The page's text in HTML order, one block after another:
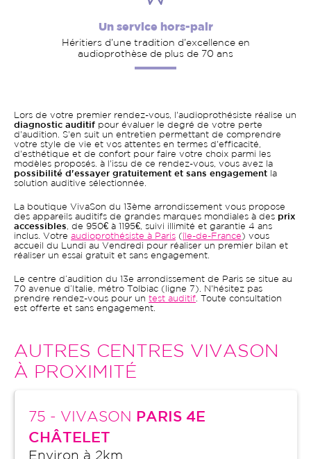
Un service hors-pair
Héritiers d’une tradition d’excellence en
audioprothèse de plus de 70 ans
Lors de votre premier rendez-vous, l'audioprothésiste réalise un
diagnostic auditif pour évaluer le degré de votre perte
d'audition. S'en suit un entretien permettant de comprendre
votre style de vie et vos attentes en termes d'efficacité,
d'esthétique et de confort pour faire votre choix parmi les
modèles proposés. à l'issu de ce rendez-vous, vous avez la
possibilité d'essayer gratuitement et sans engagement la
solution auditive sélectionnée.
La boutique VivaSon du 13ème arrondissement vous propose
des appareils auditifs de grandes marques mondiales à des prix
accessibles , de 950€ à 1195€, suivi illimité et garantie 4 ans
inclus. Votre audioprothésiste à Paris (île-de-France ) vous
accueil du Lundi au Vendredi pour réaliser un premier bilan et
réaliser un essai gratuit et sans engagement.
Le centre d’audition du 13e arrondissement de Paris se situe au
70 avenue d’Italie, métro Tolbiac (ligne 7). N'hésitez pas
prendre rendez-vous pour un test auditif . Toute consultation
est offerte et sans engagement.
AUTRES CENTRES VIVASON
À PROXIMITÉ
75 - VIVASON
PARIS 4E
CHÂTELET
Environ à 2km